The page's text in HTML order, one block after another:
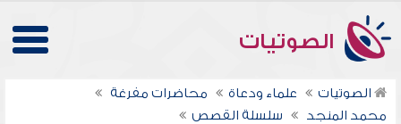
الصوتيات
الصوتيات علماء ودعاة
محاضرات مفرغة
محمد المنجد
سلسلة القصص